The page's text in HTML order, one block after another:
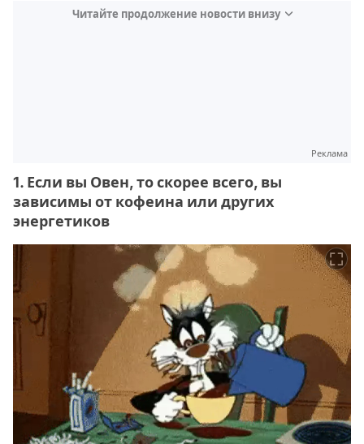
Читайте продолжение новости внизу
Реклама
1. Если вы Овен, то скорее всего, вы
зависимы от кофеина или других
энергетиков